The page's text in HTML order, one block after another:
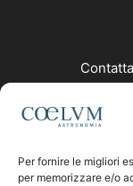
Per fornire le migliori
per memorizzare e/o